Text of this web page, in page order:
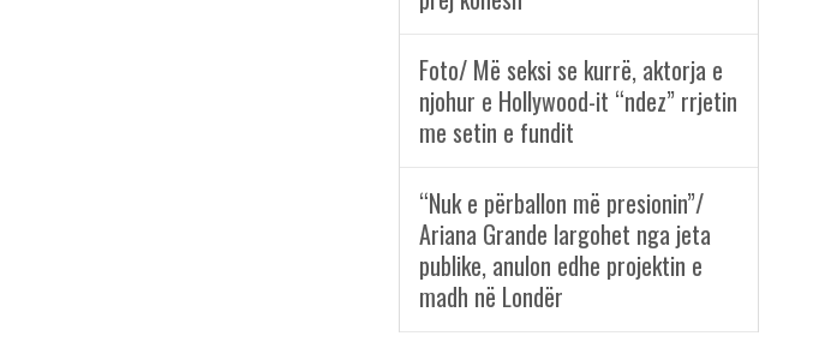
Foto/ Më seksi se kurrë, aktorja e
njohur e Hollywood-it “ndez” rrjetin
me setin e fundit
“Nuk e përballon më presionin”/
Ariana Grande largohet nga jeta
publike, anulon edhe projektin e
madh në Londër